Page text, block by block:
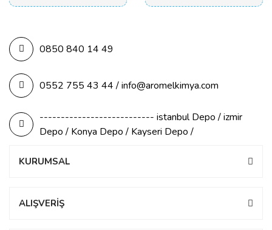
0850 840 14 49
0552 755 43 44 / info@aromelkimya.com
--------------------------- istanbul Depo / izmir
Depo / Konya Depo / Kayseri Depo /
KURUMSAL
ALIŞVERİŞ